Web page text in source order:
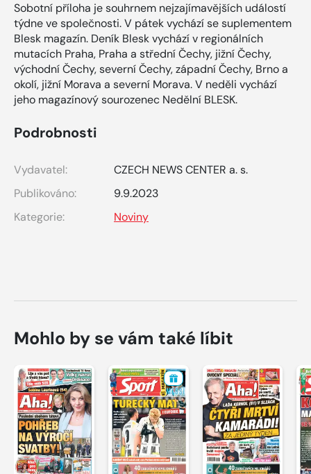
Sobotní příloha je souhrnem nejzajímavějších událostí
týdne ve společnosti. V pátek vychází se suplementem
Blesk magazín. Deník Blesk vychází v regionálních
mutacích Praha, Praha a střední Čechy, jižní Čechy,
východní Čechy, severní Čechy, západní Čechy, Brno a
okolí, jižní Morava a severní Morava. V neděli vychází
jeho magazínový sourozenec Nedělní BLESK.
Podrobnosti
Vydavatel:
CZECH NEWS CENTER a. s.
Publikováno:
9.9.2023
Kategorie:
Noviny
Mohlo by se vám také líbit